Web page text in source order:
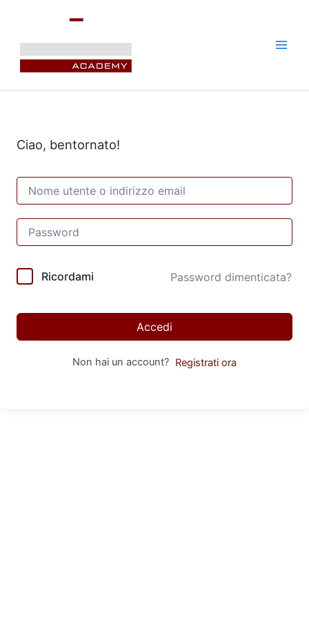
contenuto
Ciao, bentornato!
Ricordami Password dimenticata?
Accedi
Non hai un account? Registrati ora